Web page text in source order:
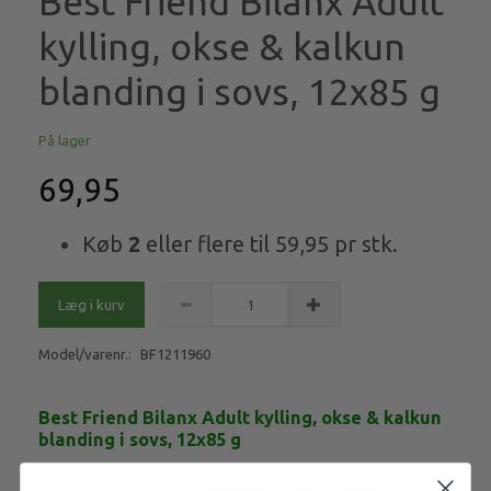
kylling, okse & kalkun
blanding i sovs, 12x85 g
På lager
69,95
Køb 2 eller flere til 59,95 pr stk.
Læg i kurv
Model/varenr.: BF1211960
Best Friend Bilanx Adult kylling, okse & kalkun
blanding i sovs, 12x85 g